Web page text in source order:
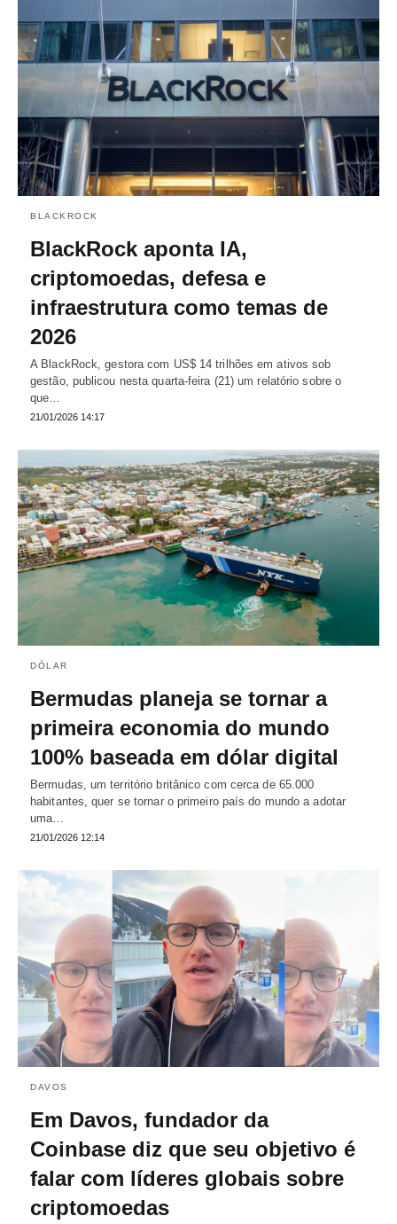
BLACKROCK
BlackRock aponta IA,
criptomoedas, defesa e
infraestrutura como temas de
2026
A BlackRock, gestora com US$ 14 trilhões em ativos sob
gestão, publicou nesta quarta-feira (21) um relatório sobre o
que…
21/01/2026 14:17
DÓLAR
Bermudas planeja se tornar a
primeira economia do mundo
100% baseada em dólar digital
Bermudas, um território britânico com cerca de 65.000
habitantes, quer se tornar o primeiro país do mundo a adotar
uma…
21/01/2026 12:14
DAVOS
Em Davos, fundador da
Coinbase diz que seu objetivo é
falar com líderes globais sobre
criptomoedas